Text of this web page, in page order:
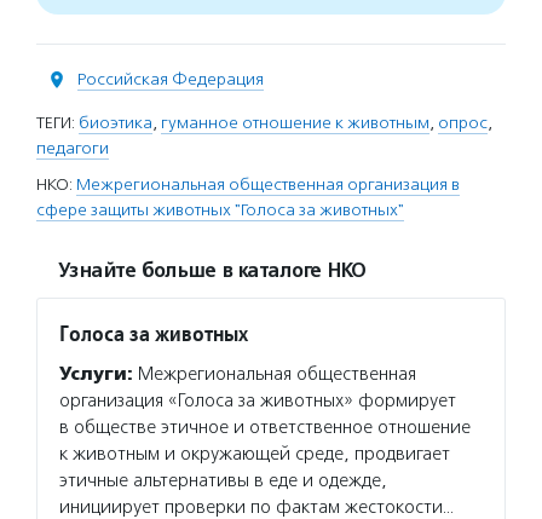
Российская Федерация
ТЕГИ: биоэтика, гуманное отношение к животным, опрос,
педагоги
НКО: Межрегиональная общественная организация в
сфере защиты животных "Голоса за животных"
Узнайте больше в каталоге НКО
Голоса за животных
Услуги: Межрегиональная общественная
организация «Голоса за животных» формирует
в обществе этичное и ответственное отношение
к животным и окружающей среде, продвигает
этичные альтернативы в еде и одежде,
инициирует проверки по фактам жестокости…